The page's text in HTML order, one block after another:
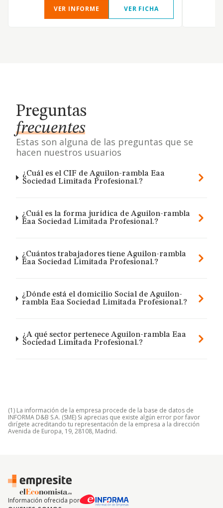
VER INFORME VER FICHA
Preguntas
frecuentes
Estas son alguna de las preguntas que se
hacen nuestros usuarios
¿Cuál es el CIF de Aguilon-rambla Eaa
Sociedad Limitada Profesional.?
¿Cuál es la forma jurídica de Aguilon-rambla
Eaa Sociedad Limitada Profesional.?
¿Cuántos trabajadores tiene Aguilon-rambla
Eaa Sociedad Limitada Profesional.?
¿Dónde está el domicilio Social de Aguilon-
rambla Eaa Sociedad Limitada Profesional.?
¿A qué sector pertenece Aguilon-rambla Eaa
Sociedad Limitada Profesional.?
(1) La información de la empresa procede de la base de datos de
INFORMA D&B S.A. (SME) Si aprecias que existe algún error por favor
dirígete acreditando tu representación de la empresa a la dirección
Avenida de Europa, 19, 28108, Madrid.
Información ofrecida por